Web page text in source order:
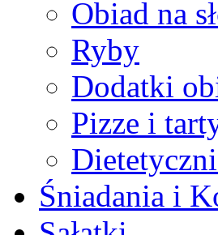
Obiad na
Ryby
Dodatki
Pizze i
Śniadania i